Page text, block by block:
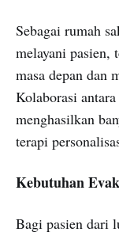
Sebagai rumah
melayani pasien,
masa depan dan
Kolaborasi
menghasilkan
terapi
Kebutuhan
Bagi pasien dari